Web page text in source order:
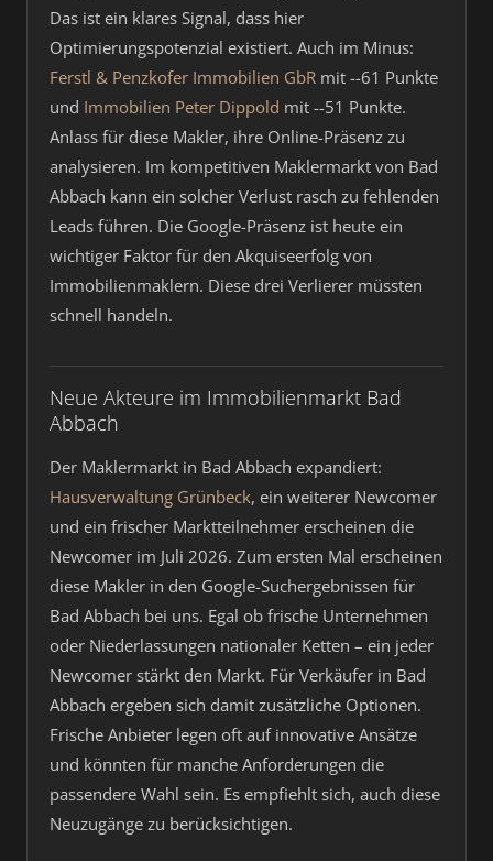
Das ist ein klares Signal, dass hier
Optimierungspotenzial existiert. Auch im Minus:
Ferstl & Penzkofer Immobilien GbR mit --61 Punkte
und Immobilien Peter Dippold mit --51 Punkte.
Anlass für diese Makler, ihre Online-Präsenz zu
analysieren. Im kompetitiven Maklermarkt von Bad
Abbach kann ein solcher Verlust rasch zu fehlenden
Leads führen. Die Google-Präsenz ist heute ein
wichtiger Faktor für den Akquiseerfolg von
Immobilienmaklern. Diese drei Verlierer müssten
schnell handeln.
Neue Akteure im Immobilienmarkt Bad
Abbach
Der Maklermarkt in Bad Abbach expandiert:
Hausverwaltung Grünbeck, ein weiterer Newcomer
und ein frischer Marktteilnehmer erscheinen die
Newcomer im Juli 2026. Zum ersten Mal erscheinen
diese Makler in den Google-Suchergebnissen für
Bad Abbach bei uns. Egal ob frische Unternehmen
oder Niederlassungen nationaler Ketten – ein jeder
Newcomer stärkt den Markt. Für Verkäufer in Bad
Abbach ergeben sich damit zusätzliche Optionen.
Frische Anbieter legen oft auf innovative Ansätze
und könnten für manche Anforderungen die
passendere Wahl sein. Es empfiehlt sich, auch diese
Neuzugänge zu berücksichtigen.